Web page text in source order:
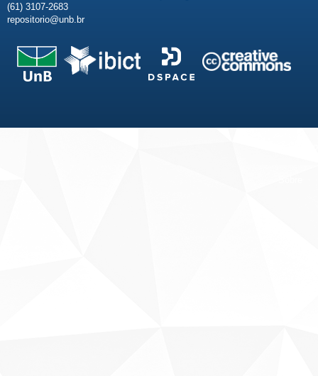
(61) 3107-2683
repositorio@unb.br